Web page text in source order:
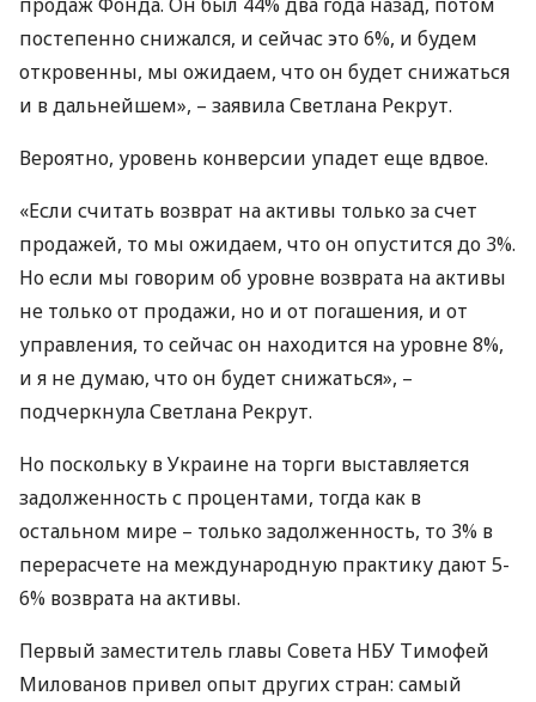
постепенно снижался, и сейчас это 6%, и будем
откровенны, мы ожидаем, что он будет снижаться
и в дальнейшем», – заявила Светлана Рекрут.
Вероятно, уровень конверсии упадет еще вдвое.
«Если считать возврат на активы только за счет
продажей, то мы ожидаем, что он опустится до 3%.
Но если мы говорим об уровне возврата на активы
не только от продажи, но и от погашения, и от
управления, то сейчас он находится на уровне 8%,
и я не думаю, что он будет снижаться», –
подчеркнула Светлана Рекрут.
Но поскольку в Украине на торги выставляется
задолженность с процентами, тогда как в
остальном мире – только задолженность, то 3% в
перерасчете на международную практику дают 5-
6% возврата на активы.
Первый заместитель главы Совета НБУ Тимофей
Милованов привел опыт других стран: самый